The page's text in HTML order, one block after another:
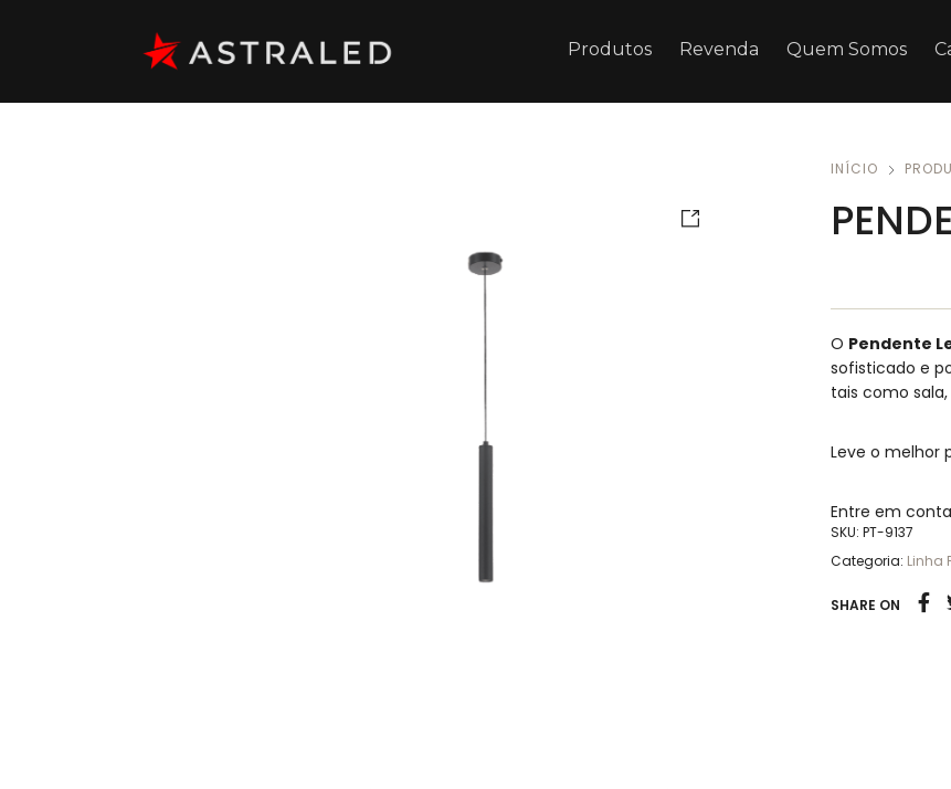
Produtos Revenda Quem Somos
INÍCIO
O Pendente
sofisticado e
tais como
Leve o melhor
Entre em
SKU: PT-9137
Categoria: Linha
SHARE ON